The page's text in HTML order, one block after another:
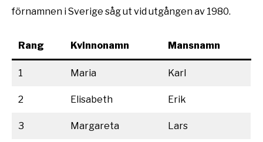
förnamnen i Sverige såg ut vid utgången av 1980.
Rang Kvinnonamn Mansnamn
1 Maria Karl
2 Elisabeth Erik
3 Margareta Lars